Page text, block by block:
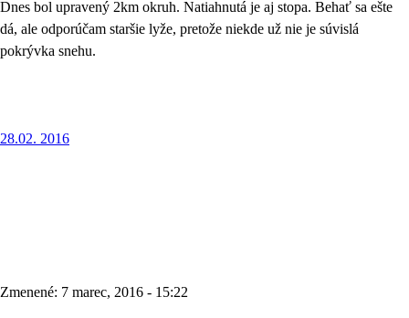
Dnes bol upravený 2km okruh. Natiahnutá je aj stopa. Behať sa ešte
dá, ale odporúčam staršie lyže, pretože niekde už nie je súvislá
pokrývka snehu.
28.02. 2016
Zmenené: 7 marec, 2016 - 15:22